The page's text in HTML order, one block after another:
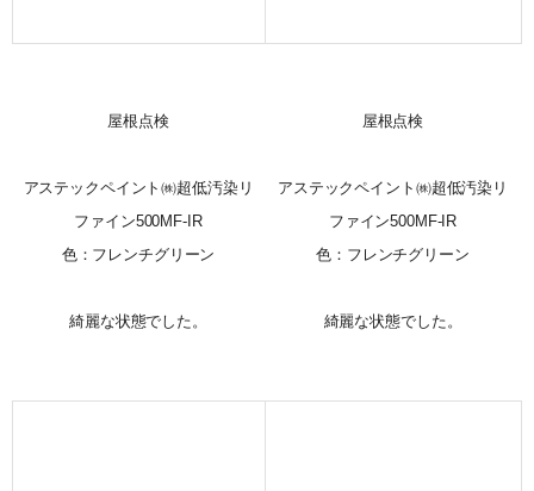
屋根点検
アステックペイント㈱超低汚染リ
ファイン500MF-IR
色：フレンチグリーン
綺麗な状態でした。
屋根点検
アステックペイント㈱超低汚染リ
ファイン500MF-IR
色：フレンチグリーン
綺麗な状態でした。